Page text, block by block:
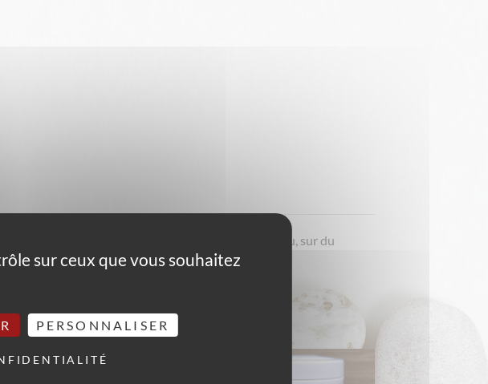
de tout désir. Ces encens se brûlent dans le feu, sur du
sur ceux que vous souhaitez
PERSONNALISER